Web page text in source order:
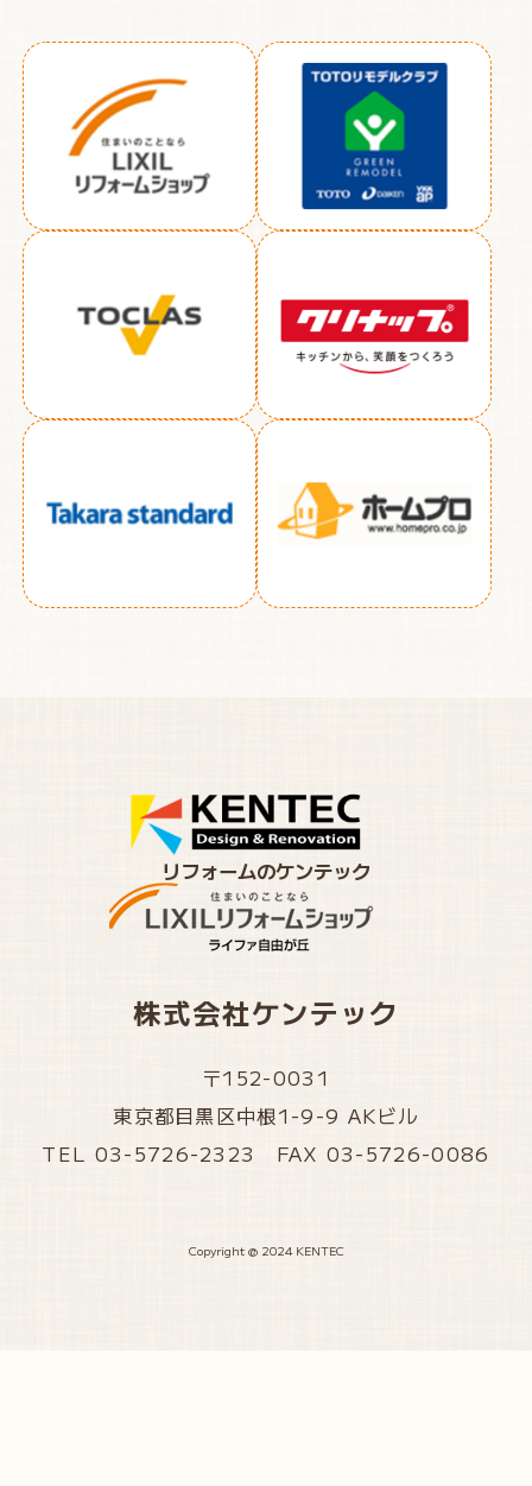
リフォームのケンテック
株式会社ケンテック
〒152-0031
東京都目黒区中根1-9-9 AKビル
TEL 03-5726-2323 FAX 03-5726-0086
Copyright @ 2024 KENTEC